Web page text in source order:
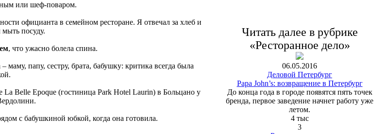
или шеф-поваром.
официанта в семейном ресторане. Я отвечал за хлеб и
посуду.
, что ужасно болела спина.
маму, папу, сестру, брата, бабушку: критика всегда была
La Belle Epoque (гостиница Park Hotel Laurin) в Больцано у
с бабушкиной юбкой, когда она готовила.
Читать далее в рубрике
«Ресторанное дело»
06.05.2016
Деловой Петербург
Papa John’s: возвращение в Петербург
До конца года в городе появятся пять точек
бренда, первое заведение начнет работу уже
летом.
4 тыс
3